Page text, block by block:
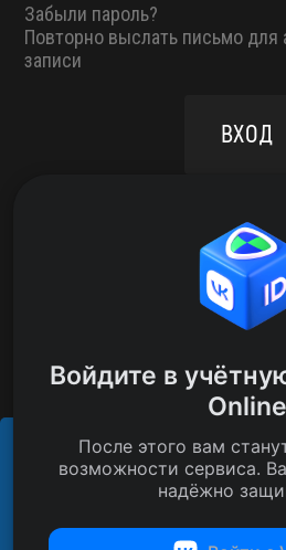
Этот сайт использует
обеспечения своей
Забыли пароль?
Повторно выслать письмо для
записи
ВХОД
Войдите в
Online
После этого вам
возможности сервиса.
надёжно
ФОРУМ
NET Online Team
Copyright 2018-
E-mail:
PRESS-